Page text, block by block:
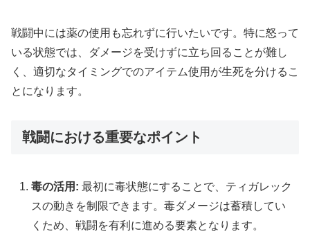
戦闘中には薬の使用も忘れずに行いたいです。特に怒って
いる状態では、ダメージを受けずに立ち回ることが難し
く、適切なタイミングでのアイテム使用が生死を分けるこ
とになります。
戦闘における重要なポイント
毒の活用: 最初に毒状態にすることで、ティガレック
スの動きを制限できます。毒ダメージは蓄積してい
くため、戦闘を有利に進める要素となります。